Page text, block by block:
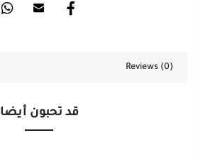
Reviews (0)
قد تحبون أيضا